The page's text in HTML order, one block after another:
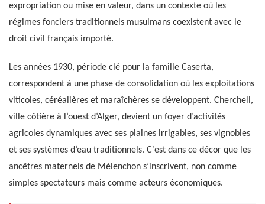
expropriation ou mise en valeur, dans un contexte où les
régimes fonciers traditionnels musulmans coexistent avec le
droit civil français importé.
Les années 1930, période clé pour la famille Caserta,
correspondent à une phase de consolidation où les exploitations
viticoles, céréalières et maraîchères se développent. Cherchell,
ville côtière à l’ouest d’Alger, devient un foyer d’activités
agricoles dynamiques avec ses plaines irrigables, ses vignobles
et ses systèmes d’eau traditionnels. C’est dans ce décor que les
ancêtres maternels de Mélenchon s’inscrivent, non comme
simples spectateurs mais comme acteurs économiques.